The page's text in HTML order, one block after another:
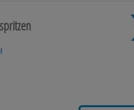
Homöopathie,